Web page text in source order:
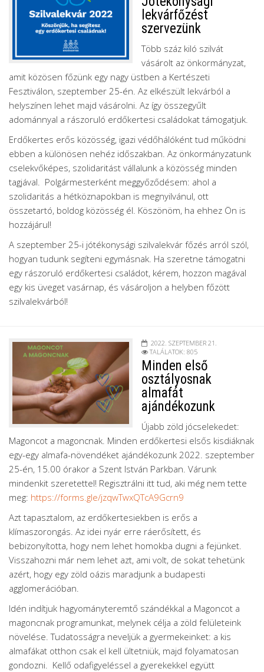
lekvárfőzést
szervezünk
Több száz kiló szilvát
vásárolt az önkormányzat,
amit közösen főzünk egy nagy üstben a Kertészeti
Fesztiválon, szeptember 25-én. Az elkészült lekvárból a
helyszínen lehet majd vásárolni. Az így összegyűlt
adománnyal a rászoruló erdőkertesi családokat támogatjuk.
Erdőkertes erős közösség, igazi védőhálóként tud működni
ebben a különösen nehéz időszakban. Az önkormányzatunk
cselekvőképes, szolidaritást vállalunk a közösség minden
tagjával. Polgármesterként meggyőződésem: ahol a
szolidaritás a hétköznapokban is megnyilvánul, ott
összetartó, boldog közösség él. Köszönöm, ha ehhez Ön is
hozzájárul!
A szeptember 25-i jótékonysági szilvalekvár főzés arról szól,
hogyan tudunk segíteni egymásnak. Ha szeretne támogatni
egy rászoruló erdőkertesi családot, kérem, hozzon magával
egy kis üveget vasárnap, és vásároljon a helyben főzött
szilvalekvárból!
2022. SZEPTEMBER 21.
TALÁLATOK: 805
Minden első
osztályosnak
almafát
ajándékozunk
Újabb zöld jócselekedet:
Magoncot a magoncnak. Minden erdőkertesi elsős kisdiáknak
egy-egy almafa-növendéket ajándékozunk 2022. szeptember
25-én, 15.00 órakor a Szent István Parkban. Várunk
mindenkit szeretettel! Regisztrálni itt tud, aki még nem tette
meg: https://forms.gle/jzqwTwxQTcA9Gcrn9
Azt tapasztalom, az erdőkertesiekben is erős a
klímaszorongás. Az idei nyár erre ráerősített, és
bebizonyította, hogy nem lehet homokba dugni a fejünket.
Visszahozni már nem lehet azt, ami volt, de sokat tehetünk
azért, hogy egy zöld oázis maradjunk a budapesti
agglomerációban.
Idén indítjuk hagyományteremtő szándékkal a Magoncot a
magoncnak programunkat, melynek célja a zöld felületeink
növelése. Tudatosságra neveljük a gyermekeinket: a kis
almafákat otthon csak el kell ültetniük, majd folyamatosan
gondozni. Kellő odafigyeléssel a gyerekekkel együtt